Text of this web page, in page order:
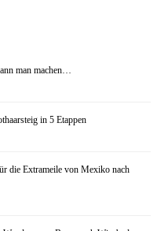
man machen…
in 5 Etappen
die Extrameile von Mexiko nach